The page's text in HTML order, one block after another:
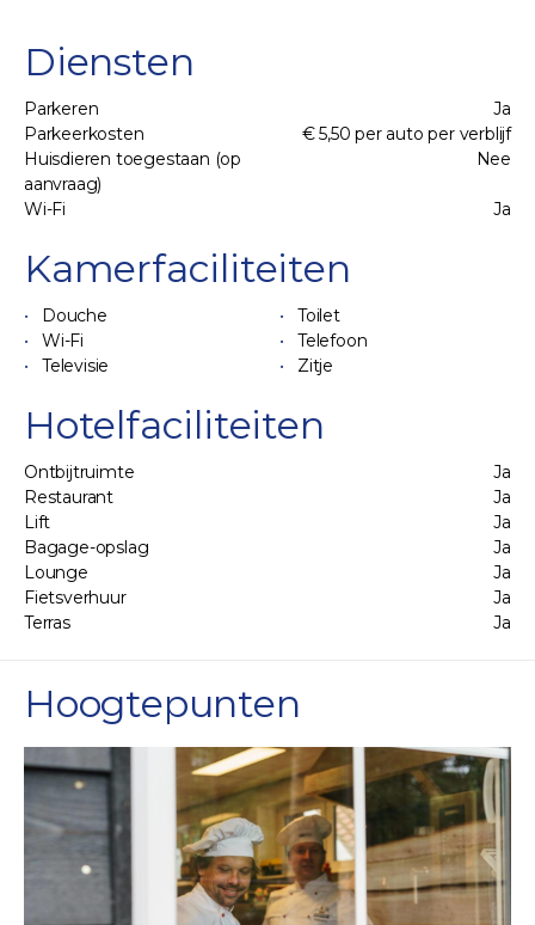
Diensten
Parkeren
Ja
Parkeerkosten
€ 5,50 per auto per verblijf
Huisdieren toegestaan (op
aanvraag)
Nee
Wi-Fi Ja
Kamerfaciliteiten
Douche
Toilet
Wi-Fi
Telefoon
Televisie
Zitje
Hotelfaciliteiten
Ontbijtruimte
Ja
Restaurant
Ja
Lift
Ja
Bagage-opslag
Ja
Lounge
Ja
Fietsverhuur
Ja
Terras
Ja
Hoogtepunten